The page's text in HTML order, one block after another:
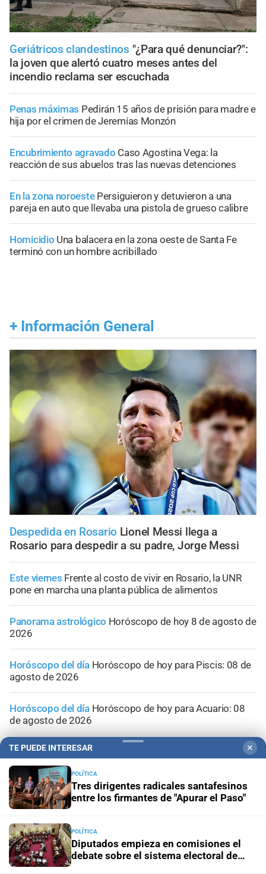
Geriátricos clandestinos "¿Para qué denunciar?":
la joven que alertó cuatro meses antes del
incendio reclama ser escuchada
Penas máximas Pedirán 15 años de prisión para madre e
hija por el crimen de Jeremías Monzón
Encubrimiento agravado Caso Agostina Vega: la
reacción de sus abuelos tras las nuevas detenciones
En la zona noroeste Persiguieron y detuvieron a una
pareja en auto que llevaba una pistola de grueso calibre
Homicidio Una balacera en la zona oeste de Santa Fe
terminó con un hombre acribillado
+ Información General
Despedida en Rosario Lionel Messi llega a
Rosario para despedir a su padre, Jorge Messi
Este viernes Frente al costo de vivir en Rosario, la UNR
pone en marcha una planta pública de alimentos
Panorama astrológico Horóscopo de hoy 8 de agosto de
2026
Horóscopo del día Horóscopo de hoy para Piscis: 08 de
agosto de 2026
Horóscopo del día Horóscopo de hoy para Acuario: 08
de agosto de 2026
TE PUEDE INTERESAR ✕
POLÍTICA
Tres dirigentes radicales santafesinos
entre los firmantes de "Apurar el Paso"
POLÍTICA
Diputados empieza en comisiones el
debate sobre el sistema electoral de